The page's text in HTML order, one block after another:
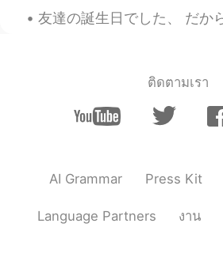
友達の誕生日でした、 だからCheese Boardを作ったよ！ 本当美味しかった😋 It was
ติดตามเรา
AI Grammar Press Kit
Language Partners งาน